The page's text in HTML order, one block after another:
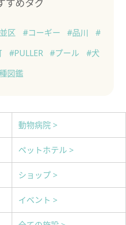
区 #コーギー #品川
#
#PULLER #プール
#犬
図鑑
動物病院 >
ペットホテル >
ショップ >
イベント >